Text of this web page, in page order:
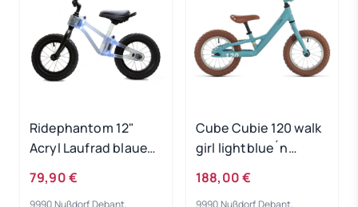
Ridephantom 12"
Acryl Laufrad blaues
79,90 €
Cube Cubie 120 walk
girl lightblue´n
188,00 €